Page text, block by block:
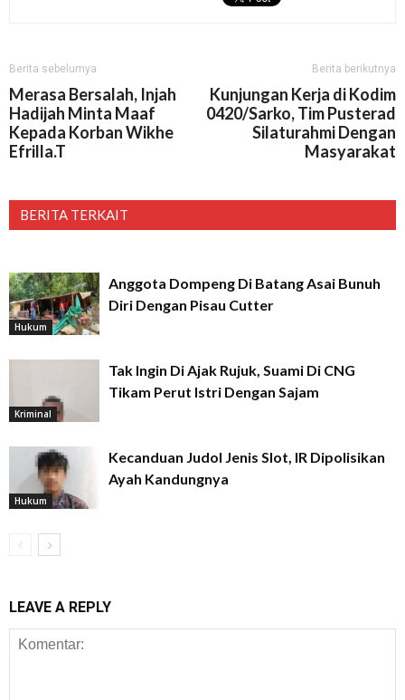
Berita sebelumya
Merasa Bersalah, Injah
Hadijah Minta Maaf
Kepada Korban Wikhe
Efrilla.T
Berita berikutnya
Kunjungan Kerja di Kodim
0420/Sarko, Tim Pusterad
Silaturahmi Dengan
Masyarakat
BERITA TERKAIT
Hukum
Anggota Dompeng Di Batang Asai Bunuh
Diri Dengan Pisau Cutter
Kriminal
Tak Ingin Di Ajak Rujuk, Suami Di CNG
Tikam Perut Istri Dengan Sajam
Hukum
Kecanduan Judol Jenis Slot, IR Dipolisikan
Ayah Kandungnya
LEAVE A REPLY